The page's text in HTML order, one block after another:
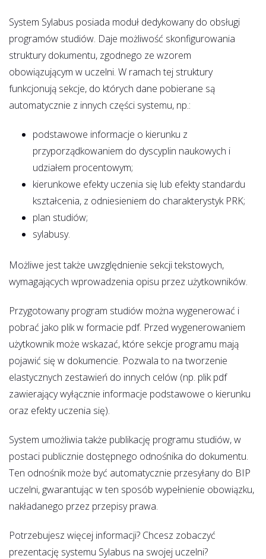
System Sylabus posiada moduł dedykowany do obsługi
programów studiów. Daje możliwość skonfigurowania
struktury dokumentu, zgodnego ze wzorem
obowiązującym w uczelni. W ramach tej struktury
funkcjonują sekcje, do których dane pobierane są
automatycznie z innych części systemu, np.:
podstawowe informacje o kierunku z
przyporządkowaniem do dyscyplin naukowych i
udziałem procentowym;
kierunkowe efekty uczenia się lub efekty standardu
kształcenia, z odniesieniem do charakterystyk PRK;
plan studiów;
sylabusy.
Możliwe jest także uwzględnienie sekcji tekstowych,
wymagających wprowadzenia opisu przez użytkowników.
Przygotowany program studiów można wygenerować i
pobrać jako plik w formacie pdf. Przed wygenerowaniem
użytkownik może wskazać, które sekcje programu mają
pojawić się w dokumencie. Pozwala to na tworzenie
elastycznych zestawień do innych celów (np. plik pdf
zawierający wyłącznie informacje podstawowe o kierunku
oraz efekty uczenia się).
System umożliwia także publikację programu studiów, w
postaci publicznie dostępnego odnośnika do dokumentu.
Ten odnośnik może być automatycznie przesyłany do BIP
uczelni, gwarantując w ten sposób wypełnienie obowiązku,
nakładanego przez przepisy prawa.
Potrzebujesz więcej informacji? Chcesz zobaczyć
prezentację systemu Sylabus na swojej uczelni?